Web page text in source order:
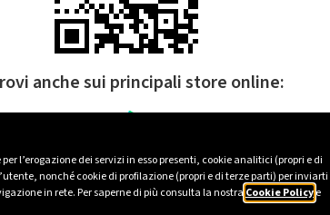
l’erogazione dei servizi in esso presenti, cookie analitici (propri e di
nonché cookie di profilazione (propri e di terze parti) per inviarti
in rete. Per saperne di più consulta la nostra Cookie Policye
anche sui principali store online: